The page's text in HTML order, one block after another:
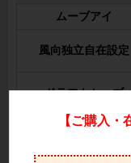
ムーブアイ
風向独立自在設定
ドラフトセーブ
【ご購入・